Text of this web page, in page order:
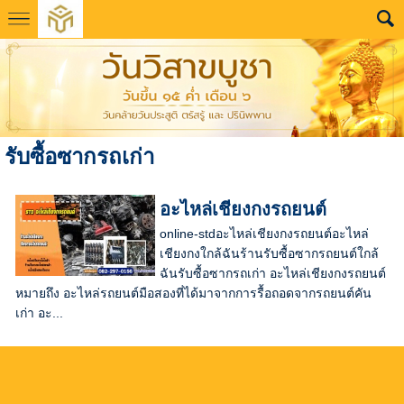
รับซื้อซากรถเก่า
อะไหล่เชียงกงรถยนต์
online-stdอะไหล่เชียงกงรถยนต์อะไหล่
เชียงกงใกล้ฉันร้านรับซื้อซากรถยนต์ใกล้
ฉันรับซื้อซากรถเก่า อะไหล่เชียงกงรถยนต์
หมายถึง อะไหล่รถยนต์มือสองที่ได้มาจากการรื้อถอดจากรถยนต์คัน
เก่า อะ...